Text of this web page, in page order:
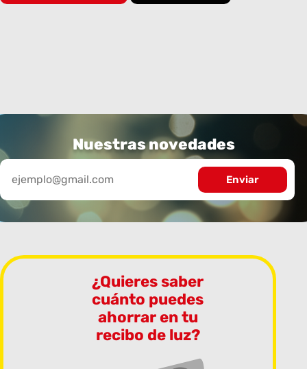
Nuestras novedades
¿Quieres saber
cuánto puedes
ahorrar en tu
recibo de luz?